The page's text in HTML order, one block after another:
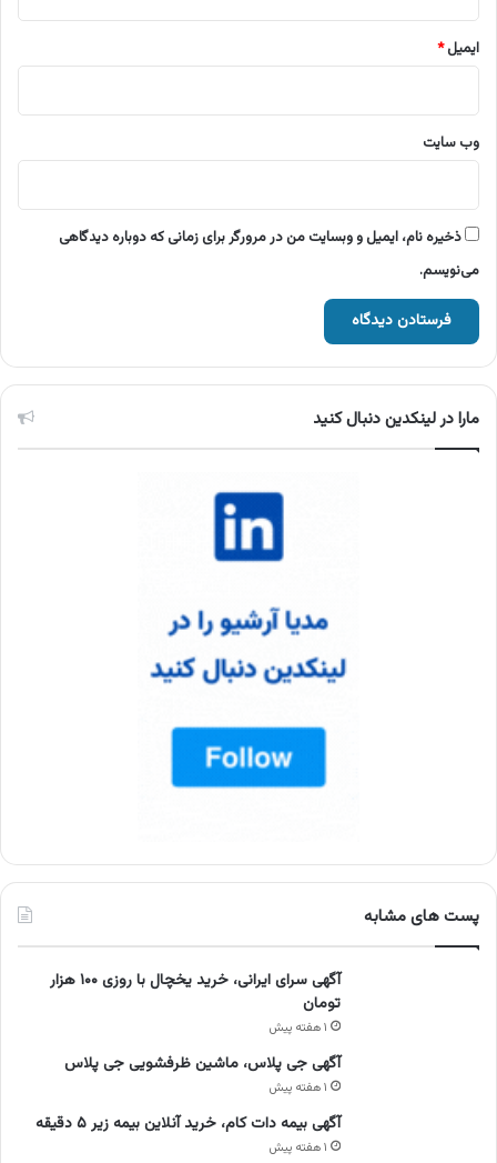
ایمیل*
وب‌ سایت
ذخیره نام، ایمیل و وبسایت من در مرورگر برای زمانی که دوباره دیدگاهی
می‌نویسم.
مارا در لینکدین دنبال کنید
پست های مشابه
آگهی سرای ایرانی، خرید یخچال با روزی ۱۰۰ هزار
تومان
۱ هفته پیش
آگهی جی پلاس، ماشین ظرفشویی جی پلاس
۱ هفته پیش
آگهی بیمه دات کام، خرید آنلاین بیمه زیر ۵ دقیقه
۱ هفته پیش